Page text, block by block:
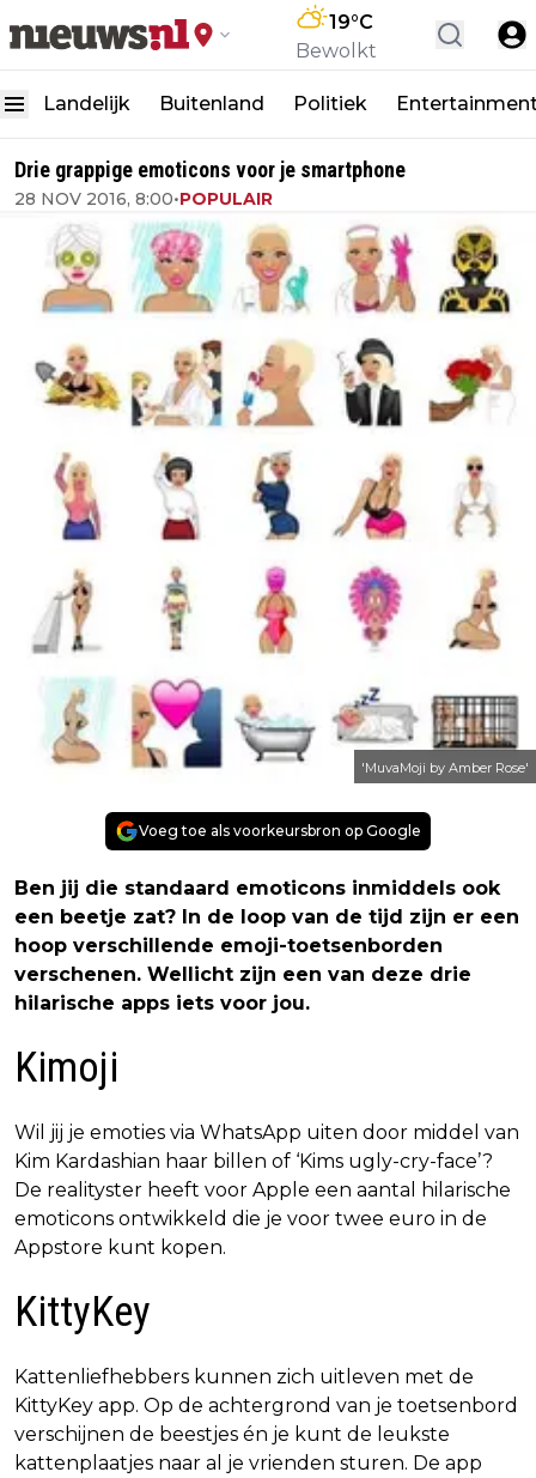
19°C
Bewolkt
Landelijk Buitenland Politiek
Drie grappige emoticons voor je smartphone
28 NOV 2016, 8:00•POPULAIR
'MuvaMoji by Amber Rose'
Voeg toe als voorkeursbron op Google
Ben jij die standaard emoticons inmiddels ook
een beetje zat? In de loop van de tijd zijn er een
hoop verschillende emoji-toetsenborden
verschenen. Wellicht zijn een van deze drie
hilarische apps iets voor jou.
Kimoji
Wil jij je emoties via WhatsApp uiten door middel van
Kim Kardashian haar billen of ‘Kims ugly-cry-face’?
De realityster heeft voor Apple een aantal hilarische
emoticons ontwikkeld die je voor twee euro in de
Appstore kunt kopen.
KittyKey
Kattenliefhebbers kunnen zich uitleven met de
KittyKey app. Op de achtergrond van je toetsenbord
verschijnen de beestjes én je kunt de leukste
kattenplaatjes naar al je vrienden sturen. De app